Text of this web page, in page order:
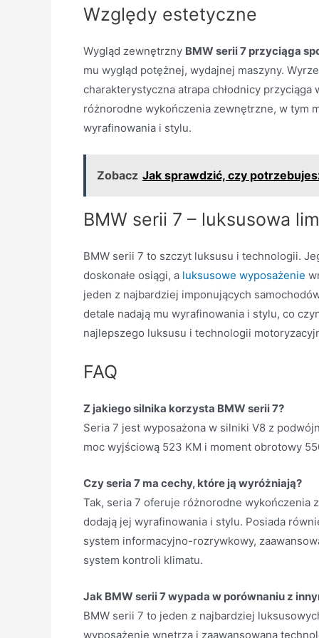
Względy estetyczne
Wygląd zewnętrzny BMW serii 7 przyciąga
mu wygląd potężnej, wydajnej maszyny.
charakterystyczna atrapa chłodnicy
różnorodne wykończenia zewnętrzne, w tym
wyrafinowania i stylu.
Zobacz Jak sprawdzić, czy
BMW serii 7 – luksusowa
BMW serii 7 to szczyt luksusu i technologii.
doskonałe osiągi, a luksusowe wyposażenie
jeden z najbardziej imponujących
detale nadają mu wyrafinowania i stylu, co
najlepszego luksusu i technologii
FAQ
Z jakiego silnika korzysta BMW serii 7?
Seria 7 jest wyposażona w silniki V8 z
moc wyjściową 523 KM i moment obrotowy
Czy seria 7 ma cechy, które ją wyróżniają?
Tak, seria 7 oferuje różnorodne wykończenia
dodają jej wyrafinowania i stylu. Posiada
system informacyjno-rozrywkowy,
system kontroli klimatu.
Jak BMW serii 7 wypada w porównaniu z
BMW serii 7 to jeden z najbardziej
wyposażenie wnętrza i zaawansowana